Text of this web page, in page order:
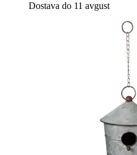
Dostava do 11 avgust